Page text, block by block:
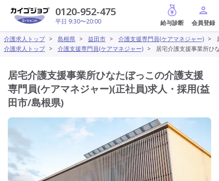
0120-952-475
平日 9:30〜20:00
給与診断
介護求人トップ > 島根県 > 益田市 > 介護支援専門員(ケアマネジャー) >
介護求人トップ > 介護支援専門員(ケアマネジャー) > 居宅介護支援事業所ひ
居宅介護支援事業所ひなたぼっこの介護支援
専門員(ケアマネジャー)(正社員)求人・採用(益
田市/島根県)